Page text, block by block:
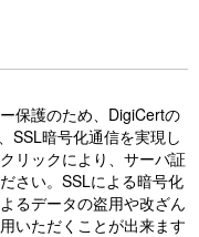
保護のため、DigiCertの
SSL暗号化通信を実現し
リックにより、サーバ証
さい。SSLによる暗号化
るデータの盗用や改ざん
いただくことが出来ます